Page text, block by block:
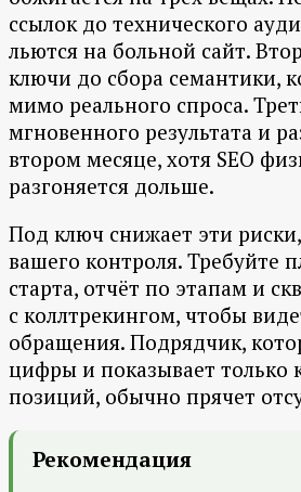
ссылок до технического
льются на больной сайт.
ключи до сбора семантики,
мимо реального спроса.
мгновенного результата и
втором месяце, хотя SEO
разгоняется дольше.
Под ключ снижает эти
вашего контроля. Требуйте
старта, отчёт по этапам и
с коллтрекингом, чтобы
обращения. Подрядчик,
цифры и показывает только
позиций, обычно прячет
Рекомендация